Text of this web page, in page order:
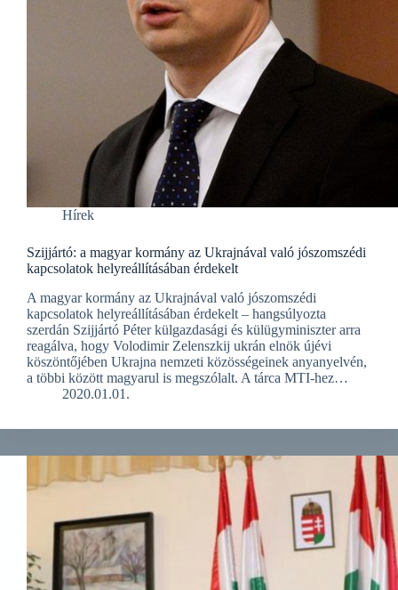
Hírek
Szijjártó: a magyar kormány az Ukrajnával való jószomszédi
kapcsolatok helyreállításában érdekelt
A magyar kormány az Ukrajnával való jószomszédi
kapcsolatok helyreállításában érdekelt – hangsúlyozta
szerdán Szijjártó Péter külgazdasági és külügyminiszter arra
reagálva, hogy Volodimir Zelenszkij ukrán elnök újévi
köszöntőjében Ukrajna nemzeti közösségeinek anyanyelvén,
a többi között magyarul is megszólalt. A tárca MTI-hez…
2020.01.01.